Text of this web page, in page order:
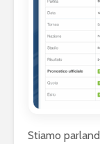
Stiamo